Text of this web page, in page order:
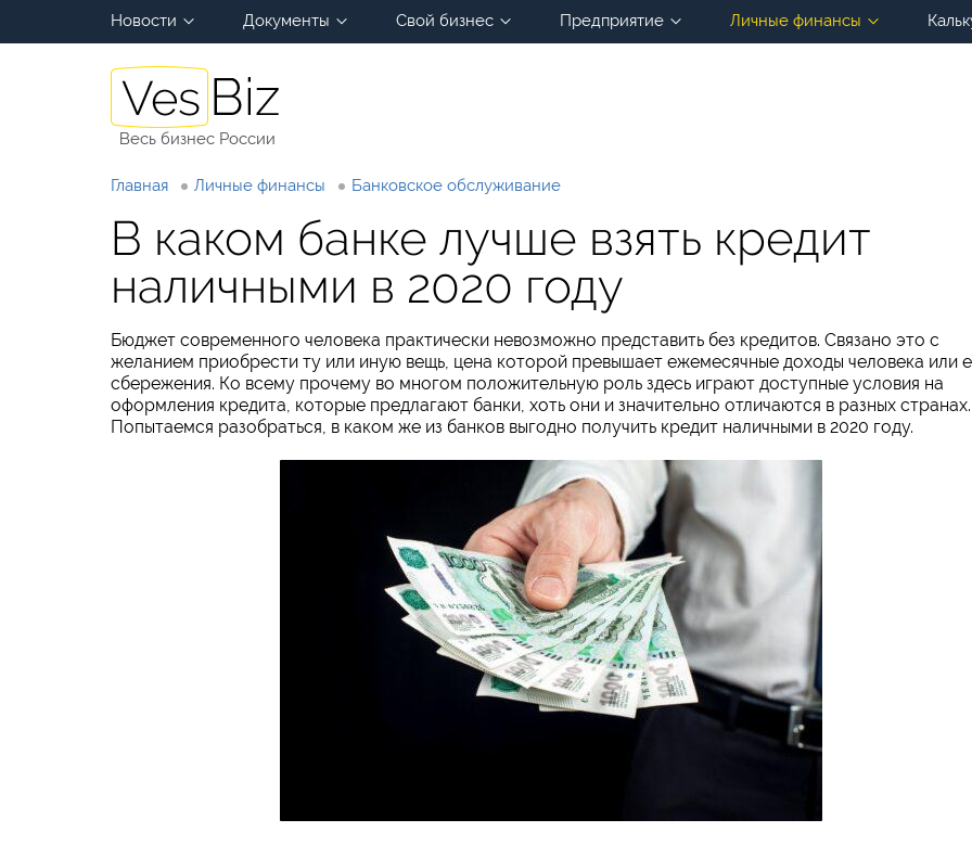
Новости Документы Свой бизнес Предприятие Личные финансы
Весь бизнес России
Главная Личные финансы Банковское обслуживание
В каком банке лучше взять кредит
наличными в 2020 году
Бюджет современного человека практически невозможно представить без кредитов. Связано это с
желанием приобрести ту или иную вещь, цена которой превышает ежемесячные доходы человека или
сбережения. Ко всему прочему во многом положительную роль здесь играют доступные условия на
оформления кредита, которые предлагают банки, хоть они и значительно отличаются в разных странах.
Попытаемся разобраться, в каком же из банков выгодно получить кредит наличными в 2020 году.